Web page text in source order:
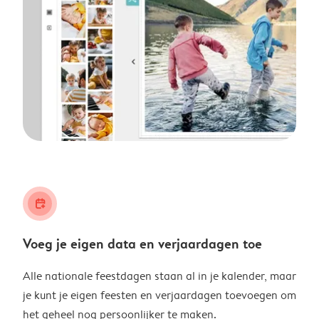
calendar_plus
Voeg je eigen data en verjaardagen toe
Alle nationale feestdagen staan al in je kalender, maar
je kunt je eigen feesten en verjaardagen toevoegen om
het geheel nog persoonlijker te maken.